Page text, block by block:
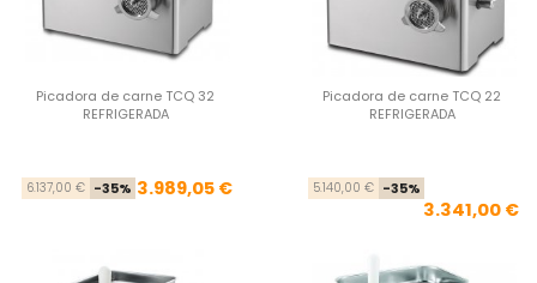
Picadora de carne TCQ 32
REFRIGERADA
Precio base
6.137,00 € -35% Precio
3.989,05 €
Picadora de carne TCQ 22
REFRIGERADA
5.140,00 € -35%
3.341,00 €